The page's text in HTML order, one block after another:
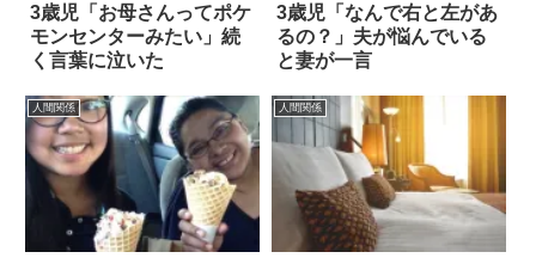
3歳児「お母さんってポケ
モンセンターみたい」続
く言葉に泣いた
3歳児「なんで右と左があ
るの？」夫が悩んでいる
と妻が一言
人間関係 人間関係